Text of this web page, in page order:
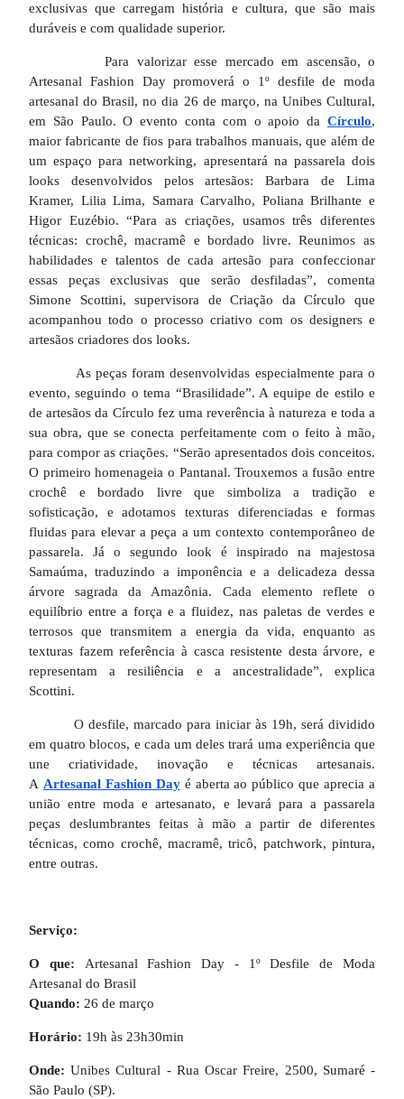
exclusivas que carregam história e cultura, que são mais
duráveis e com qualidade superior.
Para valorizar esse mercado em ascensão, o
Artesanal Fashion Day promoverá o 1º desfile de moda
artesanal do Brasil, no dia 26 de março, na Unibes Cultural,
em São Paulo. O evento conta com o apoio da Círculo,
maior fabricante de fios para trabalhos manuais, que além de
um espaço para networking, apresentará na passarela dois
looks desenvolvidos pelos artesãos: Barbara de Lima
Kramer, Lilia Lima, Samara Carvalho, Poliana Brilhante e
Higor Euzébio. “Para as criações, usamos três diferentes
técnicas: crochê, macramê e bordado livre. Reunimos as
habilidades e talentos de cada artesão para confeccionar
essas peças exclusivas que serão desfiladas”, comenta
Simone Scottini, supervisora de Criação da Círculo que
acompanhou todo o processo criativo com os designers e
artesãos criadores dos looks.
As peças foram desenvolvidas especialmente para o
evento, seguindo o tema “Brasilidade”. A equipe de estilo e
de artesãos da Círculo fez uma reverência à natureza e toda a
sua obra, que se conecta perfeitamente com o feito à mão,
para compor as criações. “Serão apresentados dois conceitos.
O primeiro homenageia o Pantanal. Trouxemos a fusão entre
crochê e bordado livre que simboliza a tradição e
sofisticação, e adotamos texturas diferenciadas e formas
fluidas para elevar a peça a um contexto contemporâneo de
passarela. Já o segundo look é inspirado na majestosa
Samaúma, traduzindo a imponência e a delicadeza dessa
árvore sagrada da Amazônia. Cada elemento reflete o
equilíbrio entre a força e a fluidez, nas paletas de verdes e
terrosos que transmitem a energia da vida, enquanto as
texturas fazem referência à casca resistente desta árvore, e
representam a resiliência e a ancestralidade”, explica
Scottini.
O desfile, marcado para iniciar às 19h, será dividido
em quatro blocos, e cada um deles trará uma experiência que
une criatividade, inovação e técnicas artesanais.
A Artesanal Fashion Dayé aberta ao público que aprecia a
união entre moda e artesanato, e levará para a passarela
peças deslumbrantes feitas à mão a partir de diferentes
técnicas, como crochê, macramê, tricô, patchwork, pintura,
entre outras.
Serviço:
O que: Artesanal Fashion Day - 1º Desfile de Moda
Artesanal do Brasil
Quando: 26 de março
Horário: 19h às 23h30min
Onde: Unibes Cultural - Rua Oscar Freire, 2500, Sumaré -
São Paulo (SP).